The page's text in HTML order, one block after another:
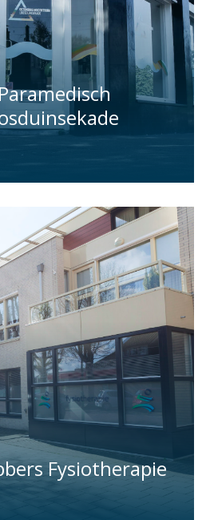
Fysiotherapie